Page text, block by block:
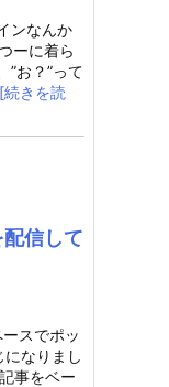
ンなんか
ーに着ら
”お？”って
きを読
信して
スでポッ
になりまし
事をベー